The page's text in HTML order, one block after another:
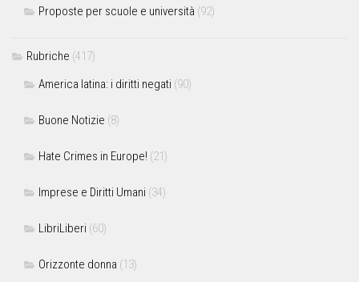
Proposte per scuole e università (92)
Rubriche (417)
America latina: i diritti negati (90)
Buone Notizie (8)
Hate Crimes in Europe! (21)
Imprese e Diritti Umani (34)
LibriLiberi (60)
Orizzonte donna (13)